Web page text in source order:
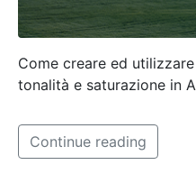
Come creare ed
tonalità e saturazione in
Continue reading